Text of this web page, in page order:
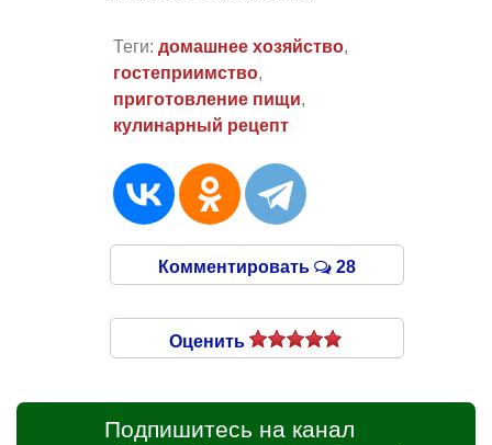
Теги: домашнее хозяйство,
гостеприимство,
приготовление пищи,
кулинарный рецепт
Комментировать 28
Оценить
Подпишитесь на канал